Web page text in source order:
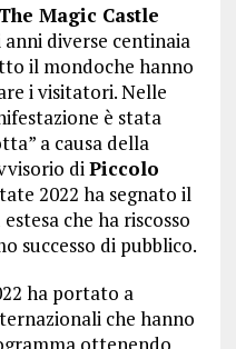
The Magic Castle
diverse centinaia
il mondoche hanno
i visitatori. Nelle
è stata
a causa della
di Piccolo
2022 ha segnato il
che ha riscosso
successo di pubblico.
ha portato a
che hanno
ottenendo